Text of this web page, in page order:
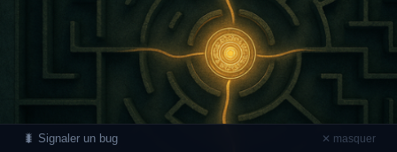
🐛 Signaler un bug ✕ masquer